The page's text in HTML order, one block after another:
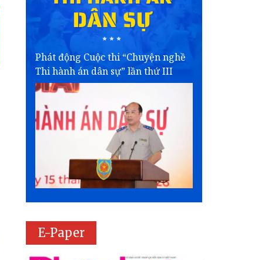
Phát động Cuộc thi “Chuyện nghề
Thi hành án dân sự” lần thứ III
E-Paper